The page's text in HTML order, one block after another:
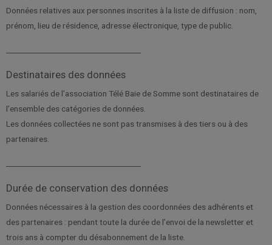
Données relatives aux personnes inscrites à la liste de diffusion : nom,
prénom, lieu de résidence, adresse électronique, type de public.
Destinataires des données
Les salariés de l’association Télé Baie de Somme sont destinataires de
l’ensemble des catégories de données.
Les données collectées ne sont pas transmises à des tiers ou à des
partenaires.
Durée de conservation des données
Données nécessaires à la gestion des coordonnées des adhérents et
des partenaires : pendant toute la durée de l’envoi de la newsletter et
trois ans à compter du désabonnement de la liste.